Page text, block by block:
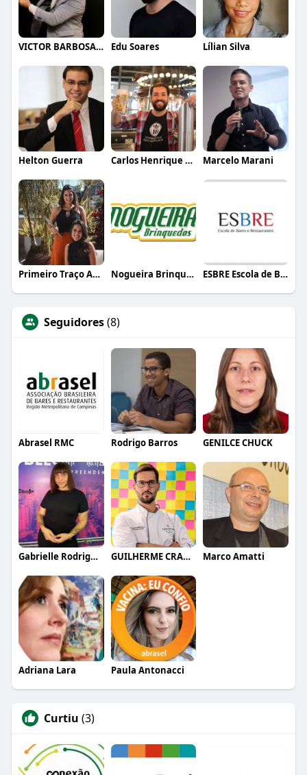
VICTOR BARBOSA QUARANTA Edu Soares Lílian Silva
Helton Guerra Carlos Henrique de Faria Vasconcelos Marcelo Marani
Primeiro Traço Arquitetura Nogueira Brinquedos ESBRE Escola de Bares e Restaurantes
Seguidores(8)
Abrasel RMC Rodrigo Barros GENILCE CHUCK
Gabrielle Rodrigues GUILHERME CRAMER BALLE Marco Amatti
Adriana Lara Paula Antonacci
Curtiu (3)